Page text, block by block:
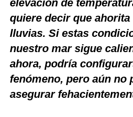
elevación de
quiere decir que ahorita
lluvias. Si estas
nuestro mar sigue
ahora, podría
fenómeno, pero aún no
asegurar